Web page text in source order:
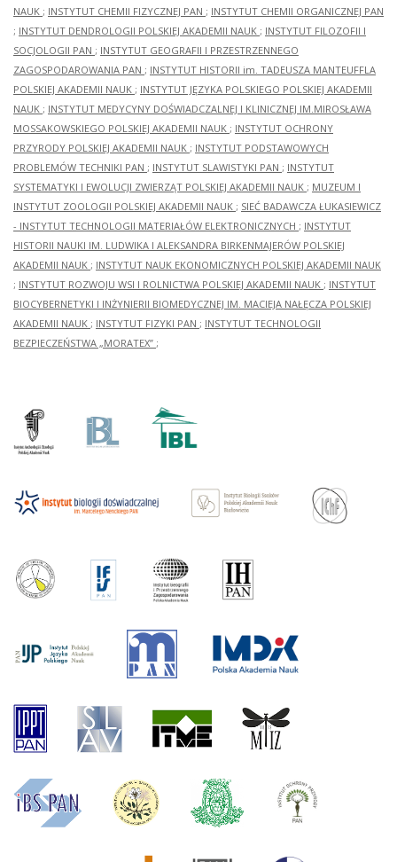
NAUK ; INSTYTUT CHEMII FIZYCZNEJ PAN ; INSTYTUT CHEMII ORGANICZNEJ PAN
; INSTYTUT DENDROLOGII POLSKIEJ AKADEMII NAUK ; INSTYTUT FILOZOFII I
SOCJOLOGII PAN ; INSTYTUT GEOGRAFII I PRZESTRZENNEGO
ZAGOSPODAROWANIA PAN ; INSTYTUT HISTORII im. TADEUSZA MANTEUFFLA
POLSKIEJ AKADEMII NAUK ; INSTYTUT JĘZYKA POLSKIEGO POLSKIEJ AKADEMII
NAUK ; INSTYTUT MEDYCYNY DOŚWIADCZALNEJ I KLINICZNEJ IM.MIROSŁAWA
MOSSAKOWSKIEGO POLSKIEJ AKADEMII NAUK ; INSTYTUT OCHRONY
PRZYRODY POLSKIEJ AKADEMII NAUK ; INSTYTUT PODSTAWOWYCH
PROBLEMÓW TECHNIKI PAN ; INSTYTUT SLAWISTYKI PAN ; INSTYTUT
SYSTEMATYKI I EWOLUCJI ZWIERZĄT POLSKIEJ AKADEMII NAUK ; MUZEUM I
INSTYTUT ZOOLOGII POLSKIEJ AKADEMII NAUK ; SIEĆ BADAWCZA ŁUKASIEWICZ
- INSTYTUT TECHNOLOGII MATERIAŁÓW ELEKTRONICZNYCH ; INSTYTUT
HISTORII NAUKI IM. LUDWIKA I ALEKSANDRA BIRKENMAJERÓW POLSKIEJ
AKADEMII NAUK ; INSTYTUT NAUK EKONOMICZNYCH POLSKIEJ AKADEMII NAUK
; INSTYTUT ROZWOJU WSI I ROLNICTWA POLSKIEJ AKADEMII NAUK ; INSTYTUT
BIOCYBERNETYKI I INŻYNIERII BIOMEDYCZNEJ IM. MACIEJA NAŁĘCZA POLSKIEJ
AKADEMII NAUK ; INSTYTUT FIZYKI PAN ; INSTYTUT TECHNOLOGII
BEZPIECZEŃSTWA „MORATEX” ;